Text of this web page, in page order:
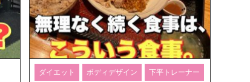
ダイエット ボディデザイン 下平トレーナー